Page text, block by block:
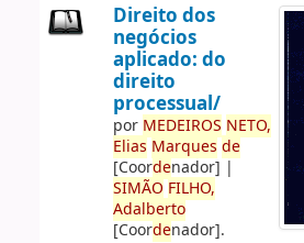
Direito dos
negócios
aplicado: do
direito
processual/
por MEDEIROS NETO,
Elias Marques de
[Coordenador] |
SIMÃO FILHO,
Adalberto
[Coordenador].